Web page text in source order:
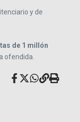
y de
de 1 millón
ofendida.